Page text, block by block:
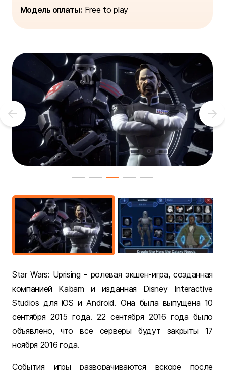
Модель оплаты: Free to play
Star Wars: Uprising - ролевая экшен-игра, созданная
компанией Kabam и изданная Disney Interactive
Studios для iOS и Android. Она была выпущена 10
сентября 2015 года. 22 сентября 2016 года было
объявлено, что все серверы будут закрыты 17
ноября 2016 года.
События игры разворачиваются вскоре после